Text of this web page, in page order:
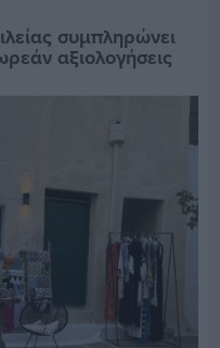
συμπληρώνει
αξιολογήσεις